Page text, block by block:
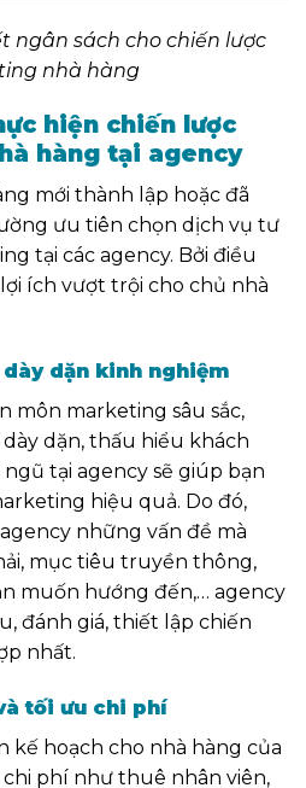
ngân sách cho chiến lược
nhà hàng
hiện chiến lược
hàng tại agency
mới thành lập hoặc đã
ưu tiên chọn dịch vụ tư
tại các agency. Bởi điều
ích vượt trội cho chủ nhà
dặn kinh nghiệm
môn marketing sâu sắc,
dặn, thấu hiểu khách
tại agency sẽ giúp bạn
hiệu quả. Do đó,
những vấn đề mà
mục tiêu truyền thông,
muốn hướng đến,… agency
đánh giá, thiết lập chiến
nhất.
tối ưu chi phí
kế hoạch cho nhà hàng của
phí như thuê nhân viên,